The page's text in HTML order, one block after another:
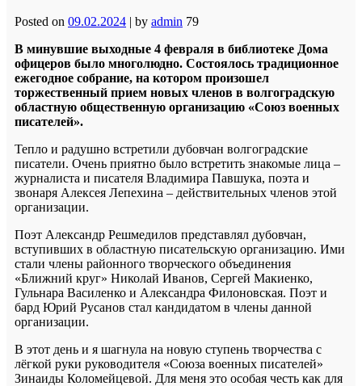
Posted on 09.02.2024 | by admin 79
В минувшие выходные 4 февраля в библиотеке Дома
офицеров было многолюдно. Состоялось традиционное
ежегодное собрание, на котором произошел
торжественный прием новых членов в волгоградскую
областную общественную организацию «Союз военных
писателей».
Тепло и радушно встретили дубовчан волгоградские
писатели. Очень приятно было встретить знакомые лица –
журналиста и писателя Владимира Павшука, поэта и
звонаря Алексея Лепехина – действительных членов этой
организации.
Поэт Александр Решмедилов представлял дубовчан,
вступивших в областную писательскую организацию. Ими
стали члены районного творческого объединения
«Ближний круг» Николай Иванов, Сергей Макиенко,
Гульнара Василенко и Александра Филоновская. Поэт и
бард Юрий Русанов стал кандидатом в члены данной
организации.
В этот день и я шагнула на новую ступень творчества с
лёгкой руки руководителя «Союза военных писателей»
Зинаиды Коломейцевой. Для меня это особая честь как для